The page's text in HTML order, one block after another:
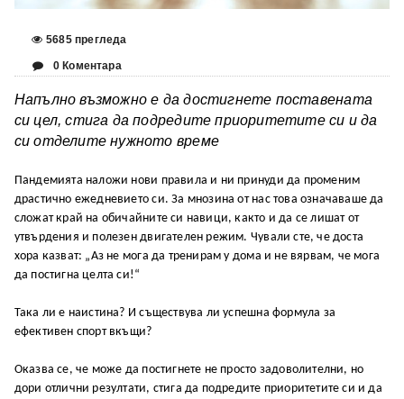
5685 прегледа
0 Коментара
Напълно възможно е да достигнете поставената
си цел, стига да подредите приоритетите си и да
си отделите нужното време
Пандемията наложи нови правила и ни принуди да променим
драстично ежедневието си. За мнозина от нас това означаваше да
сложат край на обичайните си навици, както и да се лишат от
утвърдения и полезен двигателен режим. Чували сте, че доста
хора казват: „Аз не мога да тренирам у дома и не вярвам, че мога
да постигна целта си!“
Така ли е наистина? И съществува ли успешна формула за
ефективен спорт вкъщи?
Оказва се, че може да постигнете не просто задоволителни, но
дори отлични резултати, стига да подредите приоритетите си и да